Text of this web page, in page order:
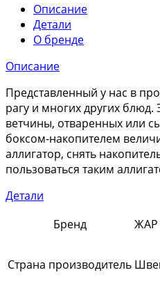
Описание
Детали
О бренде
Описание
Представленный у нас в
рагу и многих других
ветчины, отваренных или
боксом-накопителем
аллигатор, снять
пользоваться таким
Детали
Бренд
Страна производитель